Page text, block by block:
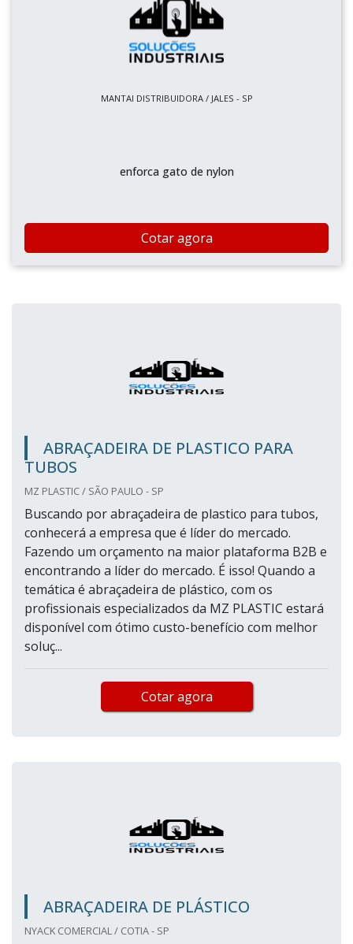
MANTAI DISTRIBUIDORA / JALES - SP
enforca gato de nylon
Cotar agora
ABRAÇADEIRA DE PLASTICO PARA
TUBOS
MZ PLASTIC / SÃO PAULO - SP
Buscando por abraçadeira de plastico para tubos,
conhecerá a empresa que é líder do mercado.
Fazendo um orçamento na maior plataforma B2B e
encontrando a líder do mercado. É isso! Quando a
temática é abraçadeira de plástico, com os
profissionais especializados da MZ PLASTIC estará
disponível com ótimo custo-benefício com melhor
soluç...
Cotar agora
ABRAÇADEIRA DE PLÁSTICO
NYACK COMERCIAL / COTIA - SP